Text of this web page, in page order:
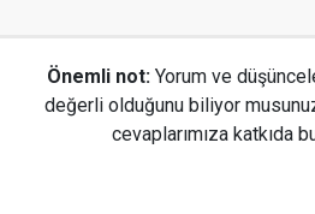
Önemli not: Yorum ve
değerli olduğunu biliyor
cevaplarımıza katkıda